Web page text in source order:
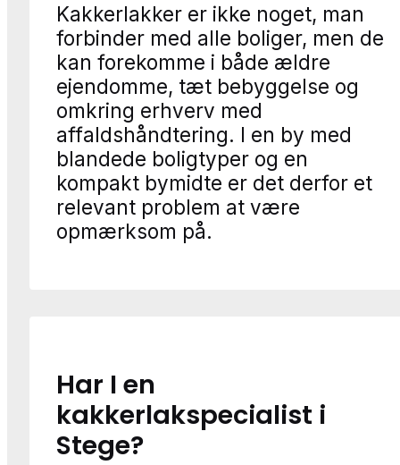
Kakkerlakker er ikke noget, man
forbinder med alle boliger, men de
kan forekomme i både ældre
ejendomme, tæt bebyggelse og
omkring erhverv med
affaldshåndtering. I en by med
blandede boligtyper og en
kompakt bymidte er det derfor et
relevant problem at være
opmærksom på.
Har I en
kakkerlakspecialist i
Stege?